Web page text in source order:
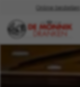
Online bestellen
Nieuws